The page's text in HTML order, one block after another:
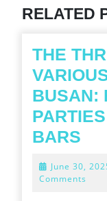
RELATED
THE
BUSAN:
BARS
AND
June 30,
Comments